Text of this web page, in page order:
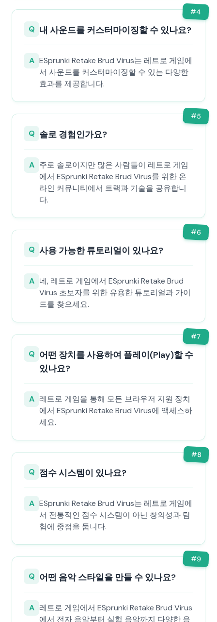
#4
Q 내 사운드를 커스터마이징할 수 있나요?
A ESprunki Retake Brud Virus는 레트로 게임에
서 사운드를 커스터마이징할 수 있는 다양한
효과를 제공합니다.
#5
Q 솔로 경험인가요?
A 주로 솔로이지만 많은 사람들이 레트로 게임
에서 ESprunki Retake Brud Virus를 위한 온
라인 커뮤니티에서 트랙과 기술을 공유합니
다.
#6
Q 사용 가능한 튜토리얼이 있나요?
A 네, 레트로 게임에서 ESprunki Retake Brud
Virus 초보자를 위한 유용한 튜토리얼과 가이
드를 찾으세요.
#7
Q 어떤 장치를 사용하여 플레이(Play)할 수
있나요?
A 레트로 게임을 통해 모든 브라우저 지원 장치
에서 ESprunki Retake Brud Virus에 액세스하
세요.
#8
Q 점수 시스템이 있나요?
A ESprunki Retake Brud Virus는 레트로 게임에
서 전통적인 점수 시스템이 아닌 창의성과 탐
험에 중점을 둡니다.
#9
Q 어떤 음악 스타일을 만들 수 있나요?
A 레트로 게임에서 ESprunki Retake Brud Virus
에서 전자 음악부터 실험 음악까지 다양한 음